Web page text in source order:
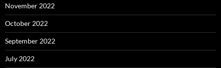
November 2022
October 2022
September 2022
July 2022